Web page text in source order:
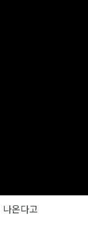
온다고